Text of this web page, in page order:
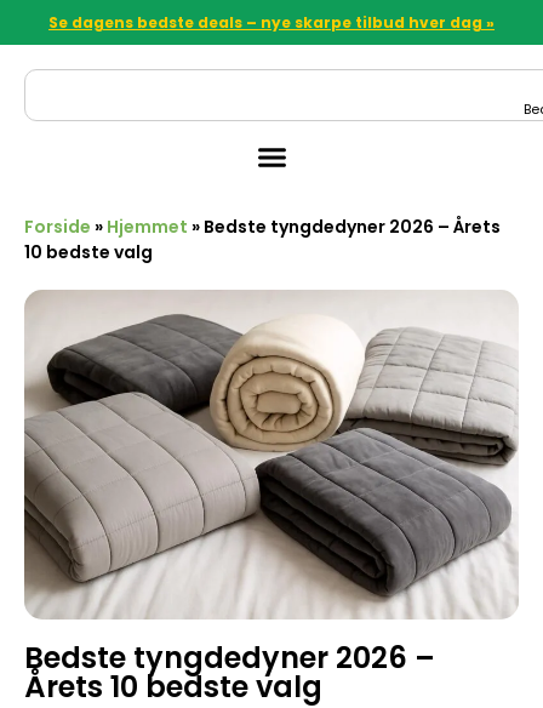
Se dagens bedste deals – nye skarpe tilbud hver dag »
Forside » Hjemmet » Bedste tyngdedyner 2026 – Årets
10 bedste valg
Bedste tyngdedyner 2026 –
Årets 10 bedste valg